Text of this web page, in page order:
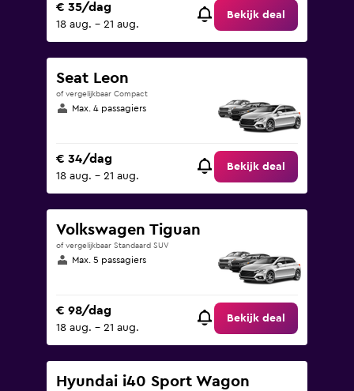
€ 35/dag
18 aug. - 21 aug.
Bekijk deal
Seat Leon
of vergelijkbaar Compact
Max. 4 passagiers
€ 34/dag
18 aug. - 21 aug.
Bekijk deal
Volkswagen Tiguan
of vergelijkbaar Standaard SUV
Max. 5 passagiers
€ 98/dag
18 aug. - 21 aug.
Bekijk deal
Hyundai i40 Sport Wagon